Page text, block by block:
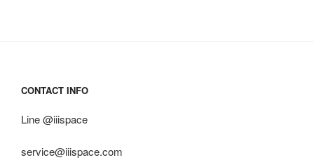
CONTACT INFO
Line @iiispace
service@iiispace.com